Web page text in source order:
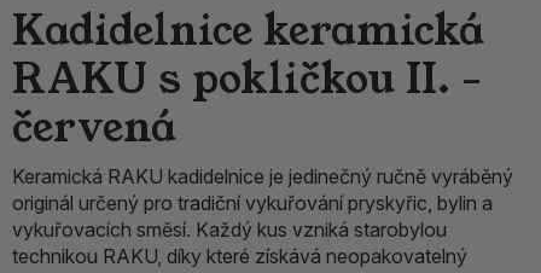
Kadidelnice keramická
RAKU s pokličkou II. -
červená
Keramická RAKU kadidelnice je jedinečný ručně vyráběný
originál určený pro tradiční vykuřování pryskyřic, bylin a
vykuřovacích směsí. Každý kus vzniká starobylou
technikou RAKU, díky které získává neopakovatelný